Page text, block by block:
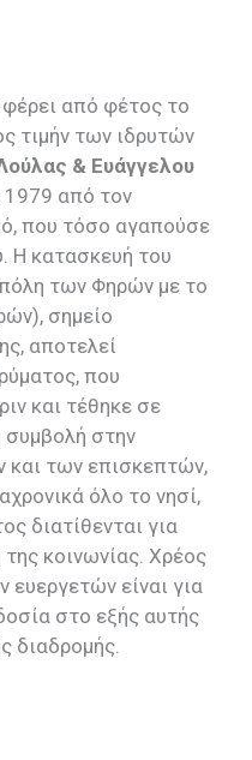
από φέτος το
τιμήν των ιδρυτών
& Ευάγγελου
1979 από τον
που τόσο αγαπούσε
Η κατασκευή του
των Φηρών με το
σημείο
αποτελεί
που
και τέθηκε σε
συμβολή στην
και των επισκεπτών,
όλο το νησί,
διατίθενται για
κοινωνίας. Χρέος
ευεργετών είναι για
στο εξής αυτής
διαδρομής.